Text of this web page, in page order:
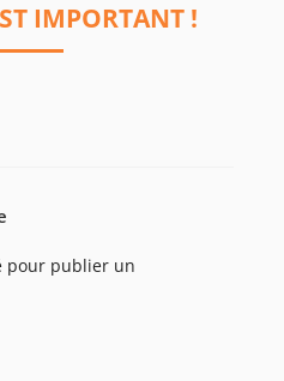
IMPORTANT !
pour publier un